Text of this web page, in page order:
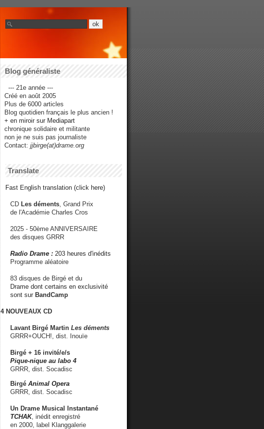
Blog généraliste
--- 21e année ---
Créé en août 2005
Plus de 6000 articles
Blog quotidien français le plus ancien !
+ en miroir sur Mediapart
chronique solidaire et militante
non je ne suis pas journaliste
Contact: jjbirge(at)drame.org
Translate
Fast English translation (click here)
CD Les déments , Grand Prix
de l'Académie Charles Cros
2025 - 50ème ANNIVERSAIRE
des disques GRRR
Radio Drame : 203 heures d'inédits
Programme aléatoire
83 disques de Birgé et du
Drame dont certains en exclusivité
sont sur BandCamp
4 NOUVEAUX CD
Lavant Birgé Martin Les déments
GRRR+OUCH!, dist. Inouïe
Birgé + 16 invité/e/s
Pique-nique au labo 4
GRRR, dist. Socadisc
Birgé Animal Opera
GRRR, dist. Socadisc
Un Drame Musical Instantané
TCHAK, inédit enregistré
en 2000, label Klanggalerie